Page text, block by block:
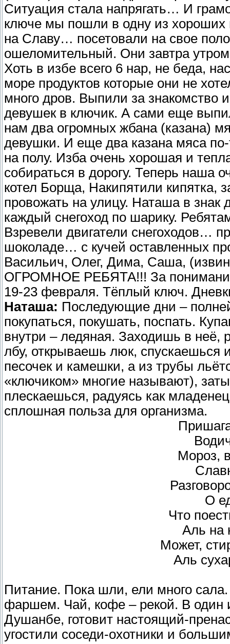
Ситуация стала напрягать… И
ключе мы пошли в одну из хороших
на Славу… посетовали на свое
ошеломительный. Они завтра
Хоть в избе всего 6 нар, не беда,
море продуктов которые они не
много дров. Выпили за знакомство
девушек в ключик. А сами еще
нам два огромных жбана (казана)
девушки. И еще два казана мяса
на полу. Изба очень хорошая и
собираться в дорогу. Теперь наша
котел Борща, Накипятили кипятка,
провожать на улицу. Наташа в знак
каждый снегоход по шарику.
Взревели двигатели снегоходов…
шоколаде… с кучей оставленных
Васильич, Олег, Дима, Саша,
ОГРОМНОЕ РЕБЯТА!!! За
19-23 февраля. Тёплый ключ.
Наташа: Последующие дни –
покупаться, покушать, поспать.
внутри – ледяная. Заходишь в неё,
лбу, открываешь люк, спускаешься
песочек и камешки, а из трубы
«ключиком» многие называют),
плескаешься, радуясь как
сплошная польза для организма.
Мороз,
О
Что
Аль на
Может,
Аль
Питание. Пока шли, ели много
фаршем. Чай, кофе – рекой. В один
Душанбе, готовит настоящий-
угостили соседи-охотники и